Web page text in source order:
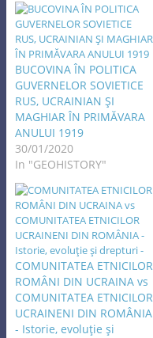
BUCOVINA ÎN POLITICA
GUVERNELOR SOVIETICE
RUS, UCRAINIAN ŞI
MAGHIAR ÎN PRIMĂVARA
ANULUI 1919
30/01/2020
In "GEOHISTORY"
COMUNITATEA ETNICILOR
ROMÂNI DIN UCRAINA vs
COMUNITATEA ETNICILOR
UCRAINENI DIN ROMÂNIA
- Istorie, evoluţie şi